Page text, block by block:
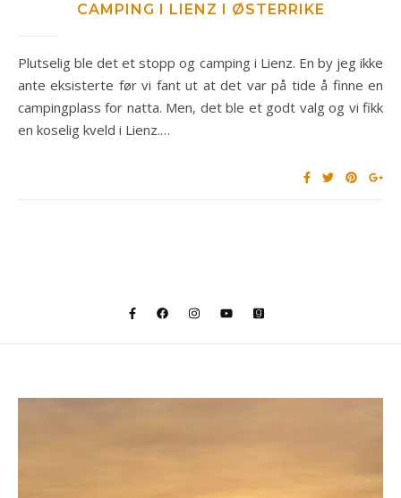
CAMPING I LIENZ I ØSTERRIKE
Plutselig ble det et stopp og camping i Lienz. En by jeg ikke
ante eksisterte før vi fant ut at det var på tide å finne en
campingplass for natta. Men, det ble et godt valg og vi fikk
en koselig kveld i Lienz.…